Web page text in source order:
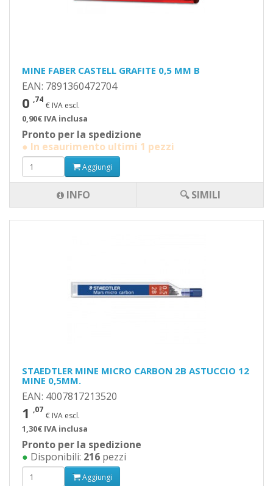
MINE FABER CASTELL GRAFITE 0,5 MM B
EAN: 7891360472704
0 ,74
€ IVA escl.
0,90€ IVA inclusa
Pronto per la spedizione
● In esaurimento ultimi 1 pezzi
Aggiungi
INFO 🔍 SIMILI
STAEDTLER MINE MICRO CARBON 2B ASTUCCIO 12
MINE 0,5MM.
EAN: 4007817213520
1 ,07
€ IVA escl.
1,30€ IVA inclusa
Pronto per la spedizione
● Disponibili: 216 pezzi
Aggiungi